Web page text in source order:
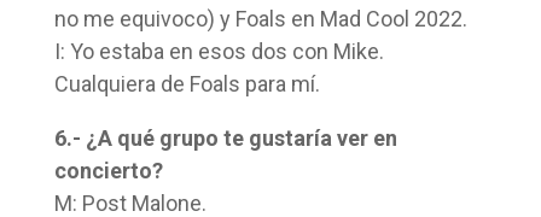
no me equivoco) y Foals en Mad Cool 2022.
I: Yo estaba en esos dos con Mike.
Cualquiera de Foals para mí.
6.- ¿A qué grupo te gustaría ver en
concierto?
M: Post Malone.